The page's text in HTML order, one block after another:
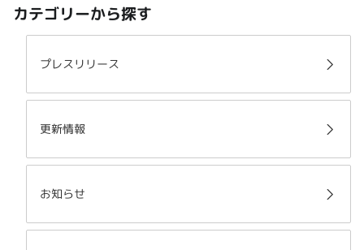
カテゴリーから探す
プレスリリース
更新情報
お知らせ